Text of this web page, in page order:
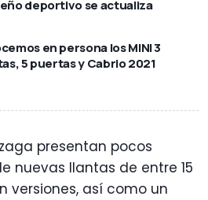
deportivo se actualiza
en persona los MINI 3
5 puertas y Cabrio 2021
presentan pocos
nuevas llantas de entre 15
versiones, así como un